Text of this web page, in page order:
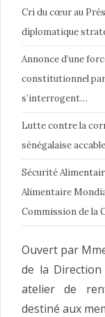
Cri du cœur au
diplomatique
Annonce d’une
constitutionnel par
s’interrogent…
Lutte contre la
sénégalaise
Sécurité
Alimentaire
Commission de la
Ouvert par
de la
atelier de
destiné aux